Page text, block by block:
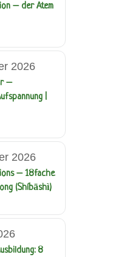
– der Atem
2026
–
|
2026
– 18fache
(Shíbāshì)
8